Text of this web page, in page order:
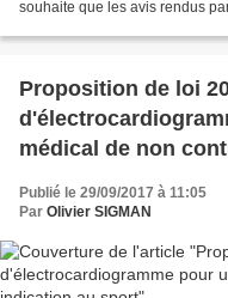
souhaite que les avis rendus
Proposition de loi
médical de non
Publié le 29/09/2017 à 11:05
Par Olivier SIGMAN